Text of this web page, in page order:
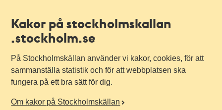
Kakor på stockholmskallan
.stockholm.se
På Stockholmskällan använder vi kakor, cookies, för att
sammanställa statistik och för att webbplatsen ska
fungera på ett bra sätt för dig.
Om kakor på Stockholmskällan